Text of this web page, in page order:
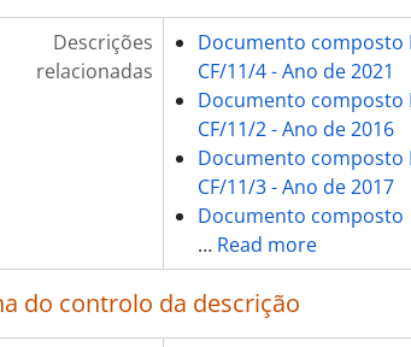
[Item] Tudo Ao Contrário, 2010
[Item] Café de Ciência na Assembleia
[Item] Semana da Ciência e da
[Item] Conferência ECSITE 2017, 2017
[Item] Espaço: a última fronteira, 2008
[Item] Exposição Corpo Imagem, 2011
[Item] Ciclo de Conversas Sexo e
[Item] Homenagem a Galopim de
[Item] Homenagem a Galopim de
[Item] 8.ª Conferência de Professores
[Item] Caminhos do conhecimento. O
Descrições
relacionadas
Documento composto
CF/11/4 - Ano de 2021
Documento composto
CF/11/2 - Ano de 2016
Documento composto
CF/11/3 - Ano de 2017
Documento composto
… Read more
do controlo da descrição